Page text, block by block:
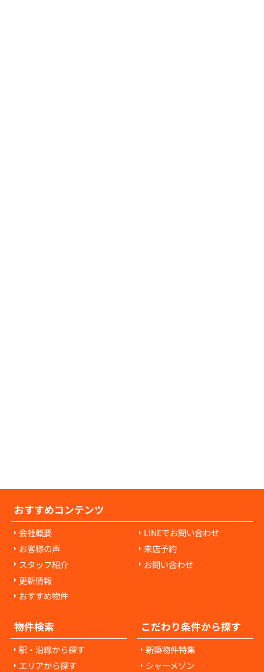
おすすめコンテンツ
会社概要
お客様の声
スタッフ紹介
更新情報
おすすめ物件
LINEでお問い合わせ
来店予約
お問い合わせ
物件検索
駅・沿線から探す
エリアから探す
こだわり条件から探す
新築物件特集
シャーメゾン